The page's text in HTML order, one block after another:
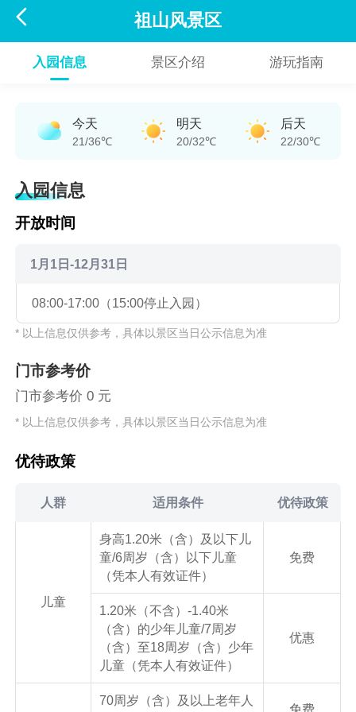
 祖山风景区
入园信息 景区介绍 游玩指南
今天
21/36℃
明天
20/32℃
后天
22/30℃
入园信息
开放时间
1月1日-12月31日
08:00-17:00（15:00停止入园）
* 以上信息仅供参考，具体以景区当日公示信息为准
门市参考价
门市参考价 0 元
* 以上信息仅供参考，具体以景区当日公示信息为准
优待政策
人群 适用条件 优待政策
儿童
身高1.20米（含）及以下儿
童/6周岁（含）以下儿童
（凭本人有效证件）
免费
1.20米（不含）-1.40米
（含）的少年儿童/7周岁
（含）至18周岁（含）少年
儿童（凭本人有效证件）
优惠
70周岁（含）及以上老年人